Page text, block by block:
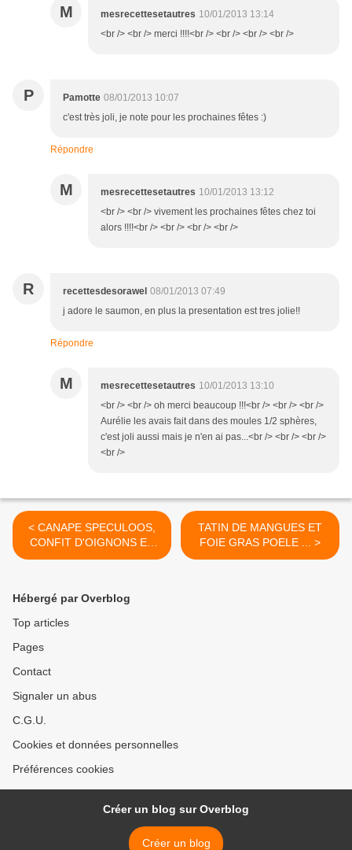
M mesrecettesetautres 10/01/2013 13:14
<br /> <br /> merci !!!!<br /> <br /> <br /> <br />
P Pamotte 08/01/2013 10:07
c'est très joli, je note pour les prochaines fêtes :)
Répondre
M mesrecettesetautres 10/01/2013 13:12
<br /> <br /> vivement les prochaines fêtes chez toi
alors !!!!<br /> <br /> <br /> <br />
R recettesdesorawel 08/01/2013 07:49
j adore le saumon, en plus la presentation est tres jolie!!
Répondre
M mesrecettesetautres 10/01/2013 13:10
<br /> <br /> oh merci beaucoup !!!<br /> <br /> <br />
Aurélie les avais fait dans des moules 1/2 sphères,
c'est joli aussi mais je n'en ai pas...<br /> <br /> <br />
<br />
< CANAPE SPECULOOS,
CONFIT D'OIGNONS ET
MAGRET DE CANARD
TATIN DE MANGUES ET
FOIE GRAS POELE ... >
Hébergé par Overblog
Top articles
Pages
Contact
Signaler un abus
C.G.U.
Cookies et données personnelles
Préférences cookies
Créer un blog sur Overblog
Créer un blog